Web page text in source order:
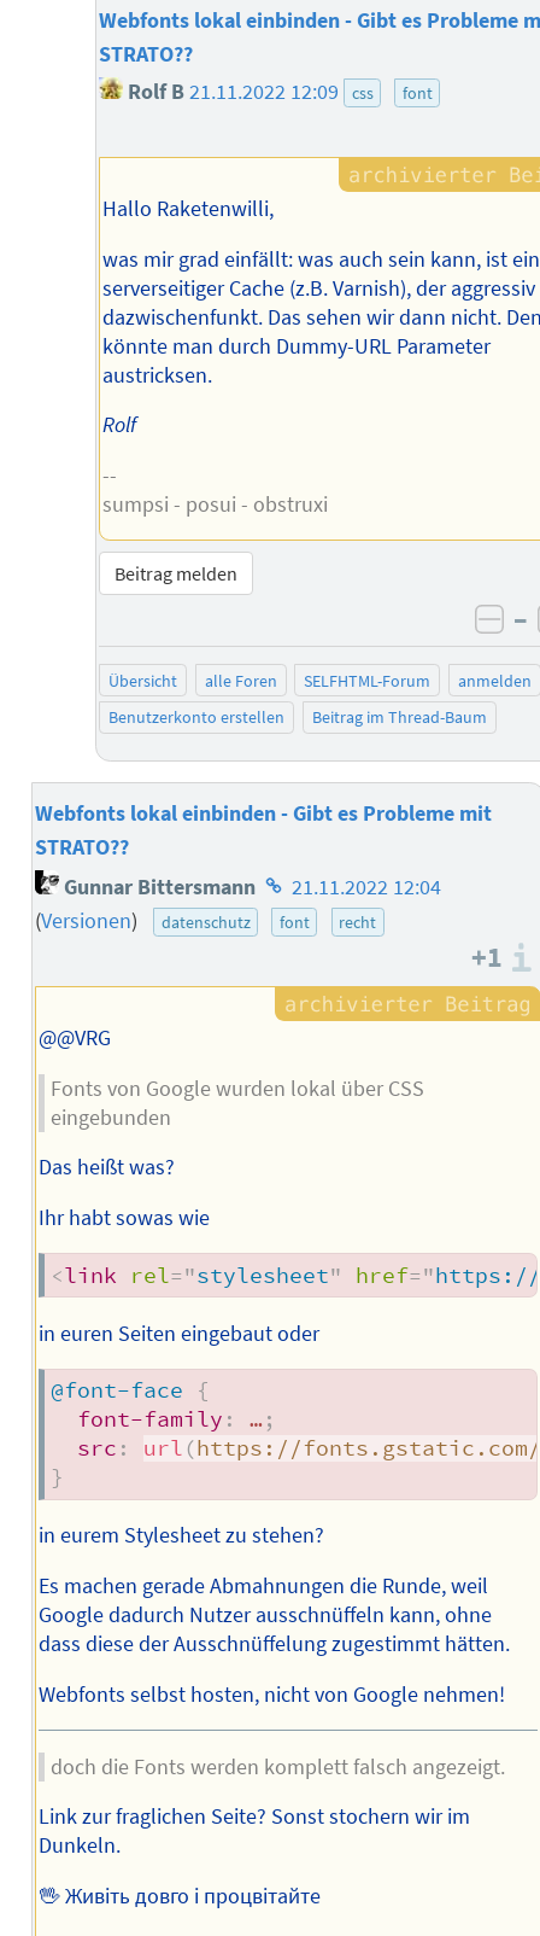
Webfonts lokal einbinden - Gibt es Probleme
STRATO??
Rolf B21.11.2022 12:09 css font
Hallo Raketenwilli,
was mir grad einfällt: was auch sein kann, ist ein
serverseitiger Cache (z.B. Varnish), der aggressiv
dazwischenfunkt. Das sehen wir dann nicht.
könnte man durch Dummy-URL Parameter
austricksen.
Rolf
--
sumpsi - posui - obstruxi
Beitrag melden
–
Übersicht alle Foren SELFHTML-Forum
anmelden
Benutzerkonto erstellen
Beitrag im Thread-Baum
Webfonts lokal einbinden - Gibt es Probleme mit
STRATO??
Gunnar Bittersmann Homepage
des
21.11.2022 12:04
(Versionen) datenschutz font recht
+1
@@VRG
Fonts von Google wurden lokal über CSS
eingebunden
Das heißt was?
Ihr habt sowas wie
<link rel="stylesheet" href="https://
in euren Seiten eingebaut oder
@font-face
{
font-family : …;
src : url (https://
}
in eurem Stylesheet zu stehen?
Es machen gerade Abmahnungen die Runde, weil
Google dadurch Nutzer ausschnüffeln kann, ohne
dass diese der Ausschnüffelung zugestimmt hätten.
Webfonts selbst hosten, nicht von Google nehmen!
doch die Fonts werden komplett falsch angezeigt.
Link zur fraglichen Seite? Sonst stochern wir im
Dunkeln.
🖖 Живіть довго і процвітайте